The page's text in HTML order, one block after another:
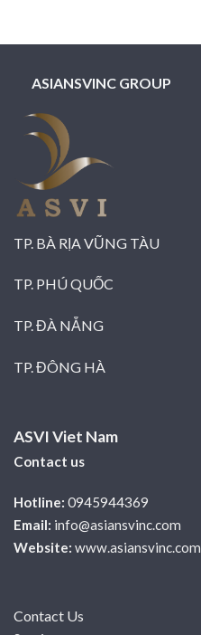
ASIANSVINC GROUP
TP. BÀ RỊA VŨNG TÀU
TP. PHÚ QUỐC
TP. ĐÀ NẴNG
TP. ĐÔNG HÀ
ASVI Viet Nam
Contact us
Hotline: 0945944369
Email: info@asiansvinc.com
Website: www.asiansvinc.com
Contact Us